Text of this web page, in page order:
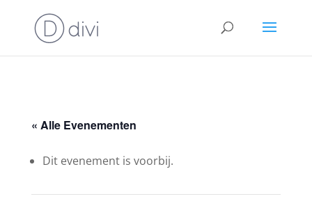
« Alle Evenementen
Dit evenement is voorbij.